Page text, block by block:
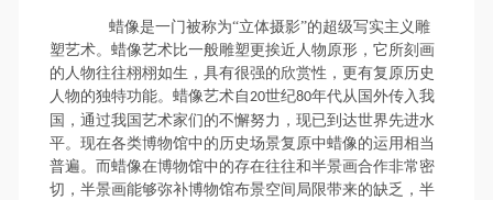
蜡像是一门被称为“立体摄影”的超级写实主义雕
塑艺术。蜡像艺术比一般雕塑更挨近人物原形，它所刻画
的人物往往栩栩如生，具有很强的欣赏性，更有复原历史
人物的独特功能。蜡像艺术自20世纪80年代从国外传入我
国，通过我国艺术家们的不懈努力，现已到达世界先进水
平。现在各类博物馆中的历史场景复原中蜡像的运用相当
普遍。而蜡像在博物馆中的存在往往和半景画合作非常密
切，半景画能够弥补博物馆布景空间局限带来的缺乏，半